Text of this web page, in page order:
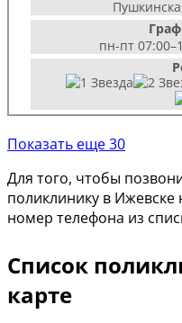
пн-пт
Показать еще 30
Для того, чтобы
поликлинику в
номер телефона из
Список
карте